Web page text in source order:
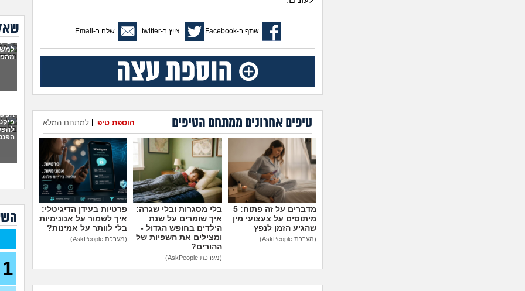
שתף ב-Facebook צייץ ב-twitter שלח ב-Email
טיפים אחרונים ממתחם הטיפים למתחם המלא הוספת טיפ
מדברים על זה פתוח: 5
מיתוסים על צעצועי מין
שהגיע הזמן לנפץ
(מערכת AskPeople)
בלי מסגרות ובלי שגרה:
איך שומרים על שנת
הילדים בחופש הגדול -
ומצילים את השפיות של
ההורים?
(מערכת AskPeople)
פרטיות בעידן הדיגיטלי:
איך לשמור על אנונימיות
בלי לוותר על אמינות?
(מערכת AskPeople)
90)
יש
1